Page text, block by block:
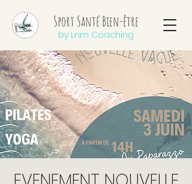
Sport Santé Bien-être
by Lnm Coaching